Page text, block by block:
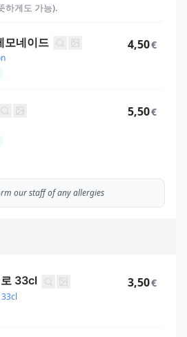
하게도 가능).
모네이드 4,50€
5,50€
our staff of any allergies
33cl 3,50€